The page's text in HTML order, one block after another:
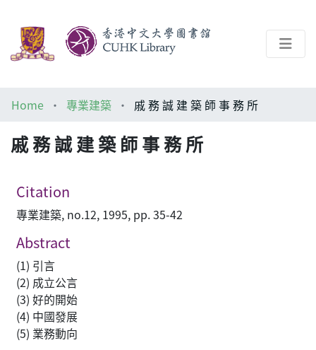
Architecture Library
Home 專業建築 戚 務 誠 建 築 師 事 務 所
戚 務 誠 建 築 師 事 務 所
Citation
專業建築, no.12, 1995, pp. 35-42
Abstract
(1) 引言
(2) 成立公言
(3) 好的開始
(4) 中國發展
(5) 業務動向